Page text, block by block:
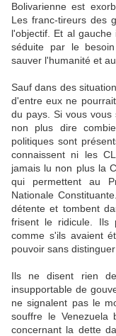
Bolivarienne est
Les franc-tireurs des
l'objectif. Et al gauche
séduite par le
sauver l'humanité et
Sauf dans des
d'entre eux ne
du pays. Si vous vous
non plus dire
politiques sont
connaissent ni les
jamais lu non plus la
qui permettent au
Nationale
détente et tombent
frisent le ridicule. Ils
comme s'ils avaient
pouvoir sans
Ils ne disent rien
insupportable de
ne signalent pas le
souffre le Venezuela
concernant la dette